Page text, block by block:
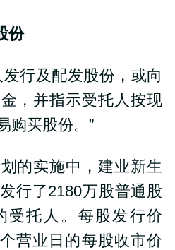
份
行及配发股份，或向
，并指示受托人按现
购买股份。”
的实施中，建业新生
行了2180万股普通股
受托人。每股发行价
营业日的每股收市价